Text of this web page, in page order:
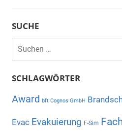
SUCHE
Suchen
nach:
SCHLAGWÖRTER
Award bft Cognos GmbH
Evac Evakuierung F-Sim